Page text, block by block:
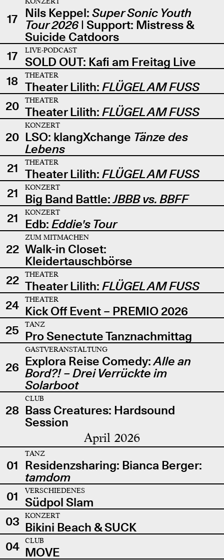
17 Nils Keppel: Super Sonic Youth
Tour 2026| Support: Mistress &
Suicide Catdoors
17
LIVE-PODCAST
SOLD OUT: Kafi am Freitag Live
18
THEATER
Theater Lilith: FLÜGEL AM FUSS
20
THEATER
Theater Lilith: FLÜGEL AM FUSS
20
KONZERT
LSO: klangXchange Tänze des
Lebens
21
THEATER
Theater Lilith: FLÜGEL AM FUSS
21
KONZERT
Big Band Battle:JBBB vs. BBFF
21
KONZERT
Edb: Eddie's Tour
22
ZUM MITMACHEN
Walk-in Closet:
Kleidertauschbörse
22
THEATER
Theater Lilith: FLÜGEL AM FUSS
24
THEATER
Kick Off Event – PREMIO 2026
25
TANZ
Pro Senectute Tanznachmittag
26
GASTVERANSTALTUNG
Explora Reise Comedy:Alle an
Bord?! – Drei Verrückte im
Solarboot
28
CLUB
Bass Creatures: Hardsound
Session
April 2026
01
TANZ
Residenzsharing: Bianca Berger:
tamdom
01
VERSCHIEDENES
Südpol Slam
03
KONZERT
Bikini Beach & SUCK
04
CLUB
MOVE